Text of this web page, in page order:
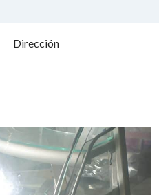
Dirección